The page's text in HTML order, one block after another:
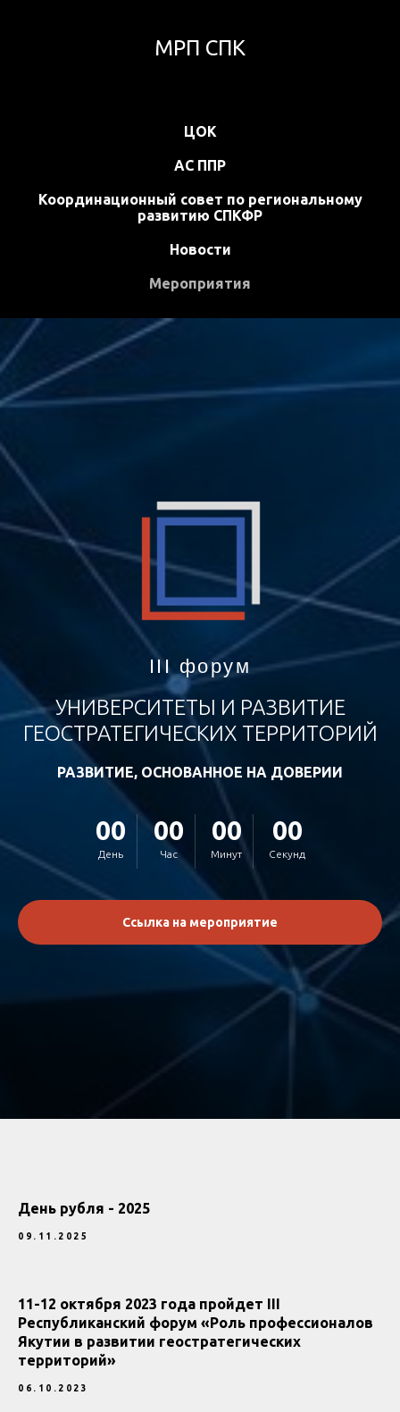
МРП СПК
ЦОК
АС ППР
Координационный совет по региональному
развитию СПКФР
Новости
Мероприятия
III форум
УНИВЕРСИТЕТЫ И РАЗВИТИЕ
ГЕОСТРАТЕГИЧЕСКИХ ТЕРРИТОРИЙ
РАЗВИТИЕ, ОСНОВАННОЕ НА ДОВЕРИИ
00
День
00
Час
00
Минут
00
Секунд
Ссылка на мероприятие
День рубля - 2025
09.11.2025
11-12 октября 2023 года пройдет III
Республиканский форум «Роль профессионалов
Якутии в развитии геостратегических
территорий»
06.10.2023